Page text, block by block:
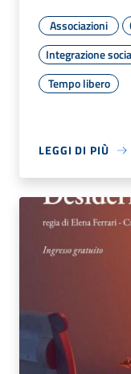
Associazioni
Integrazione
Tempo libero
LEGGI DI PIÙ